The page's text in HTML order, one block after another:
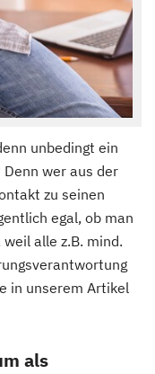
unbedingt ein
Denn wer aus der
zu seinen
egal, ob man
alle z.B. mind.
in unserem Artikel
als